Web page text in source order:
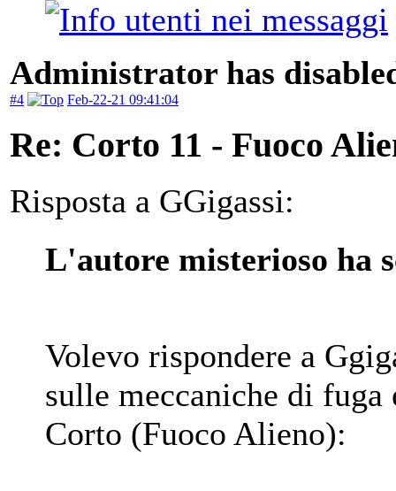
Administrator has
#4 Feb-22-21 09:41:04
Re: Corto 11 - Fuoco
Risposta a GGigassi:
L'autore misterioso ha
Volevo rispondere a
sulle meccaniche di
Corto (Fuoco Alieno):